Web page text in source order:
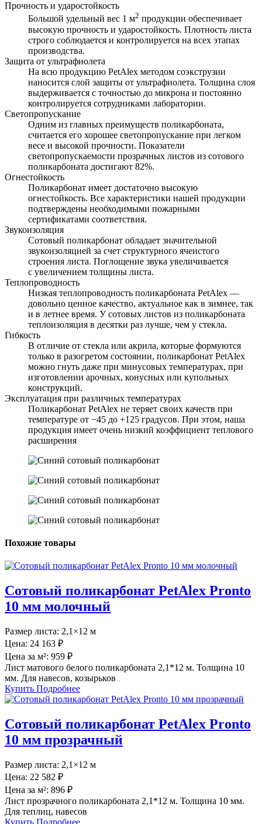
Прочность и ударостойкость
Большой удельный вес 1 м2 продукции обеспечивает
высокую прочность и ударостойкость. Плотность листа
строго соблюдается и контролируется на всех этапах
производства.
Защита от ультрафиолета
На всю продукцию PetAlex методом соэкструзии
наносится слой защиты от ультрафиолета. Толщина слоя
выдерживается с точностью до микрона и постоянно
контролируется сотрудниками лаборатории.
Светопропускание
Одним из главных преимуществ поликарбоната,
считается его хорошее светопропускание при легком
весе и высокой прочности. Показатели
светопропускаемости прозрачных листов из сотового
поликарбоната достигают 82%.
Огнестойкость
Поликарбонат имеет достаточно высокую
огнестойкость. Все характеристики нашей продукции
подтверждены необходимыми пожарными
сертификатами соответствия.
Звукоизоляция
Сотовый поликарбонат обладает значительной
звукоизоляцией за счет структурного ячеистого
строения листа. Поглощение звука увеличивается
с увеличением толщины листа.
Теплопроводность
Низкая теплопроводность поликарбоната PetAlex —
довольно ценное качество, актуальное как в зимнее, так
и в летнее время. У сотовых листов из поликарбоната
теплоизоляция в десятки раз лучше, чем у стекла.
Гибкость
В отличие от стекла или акрила, которые формуются
только в разогретом состоянии, поликарбонат PetAlex
можно гнуть даже при минусовых температурах, при
изготовлении арочных, конусных или купольных
конструкций.
Эксплуатация при различных температурах
Поликарбонат PetAlex не теряет своих качеств при
температуре от −45 до +125 градусов. При этом, наша
продукция имеет очень низкий коэффициент теплового
расширения
Похожие товары
Сотовый поликарбонат PetAlex Pronto
10 мм молочный
Размер листа: 2,1×12 м
Цена: 24 163 ₽
Цена за м²: 959 ₽
Лист матового белого поликарбоната 2,1*12 м. Толщина 10
мм. Для навесов, козырьков
Купить Подробнее
Сотовый поликарбонат PetAlex Pronto
10 мм прозрачный
Размер листа: 2,1×12 м
Цена: 22 582 ₽
Цена за м²: 896 ₽
Лист прозрачного поликарбоната 2,1*12 м. Толщина 10 мм.
Для теплиц, навесов
Купить Подробнее